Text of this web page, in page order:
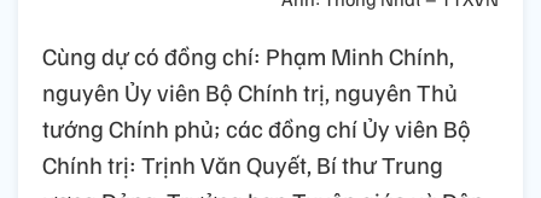
Cùng dự có đồng chí: Phạm Minh Chính,
nguyên Ủy viên Bộ Chính trị, nguyên Thủ
tướng Chính phủ; các đồng chí Ủy viên Bộ
Chính trị: Trịnh Văn Quyết, Bí thư Trung